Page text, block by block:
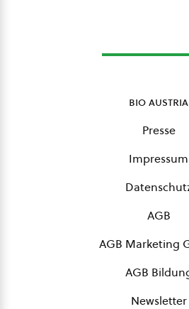
bio austria
Presse
Impressum
AGB
AGB Marketing
AGB
Newsletter